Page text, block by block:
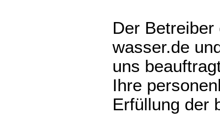
Der
wasser.de
uns
Ihre
Erfüllung der